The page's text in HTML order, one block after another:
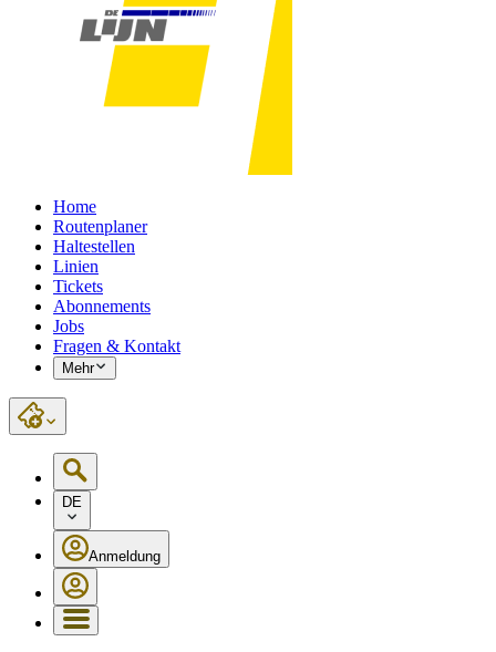
Home
Routenplaner
Haltestellen
Linien
Tickets
Abonnements
Jobs
Fragen & Kontakt
Mehr
DE
Anmeldung